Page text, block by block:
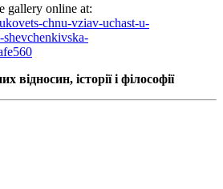
gallery online at:
chnu-vziav-uchast-u-
відносин, історіїі філософії